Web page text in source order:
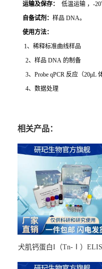
运输及保存：
低温运输 ，-
自备试剂： 样品 DNA。
使用方法：
1、稀释标准曲线样品
2、样品 DNA 的制备
3、Probe qPCR 反应（20μL
4、数据处理
相关产品：
犬肌钙蛋白I（Tn-Ⅰ）